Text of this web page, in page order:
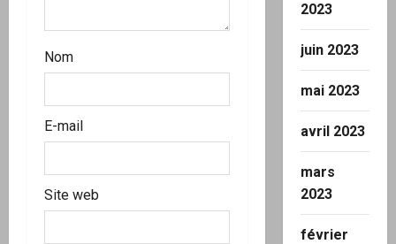
i
c
l
e
Nom
E-mail
Site web
2023
juin 2023
mai 2023
avril 2023
mars
2023
février